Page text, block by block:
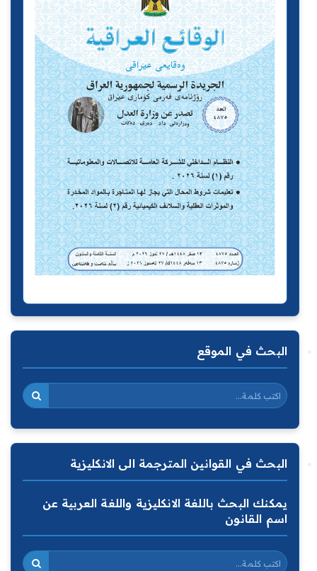
البحث في الموقع
البحث في القوانين المترجمة الى الانكليزية
يمكنك البحث باللغة الانكليزية واللغة العربية عن
اسم القانون